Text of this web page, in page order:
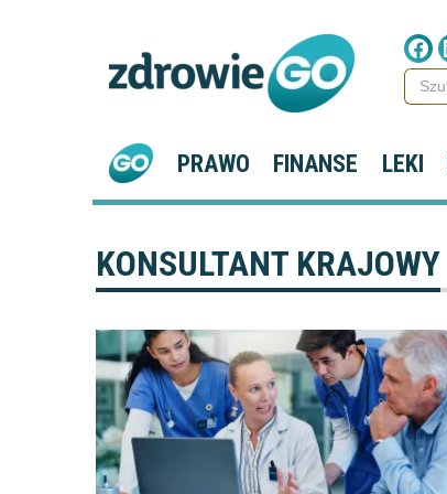
PRAWO FINANSE LEKI
KONSULTANT KRAJOWY